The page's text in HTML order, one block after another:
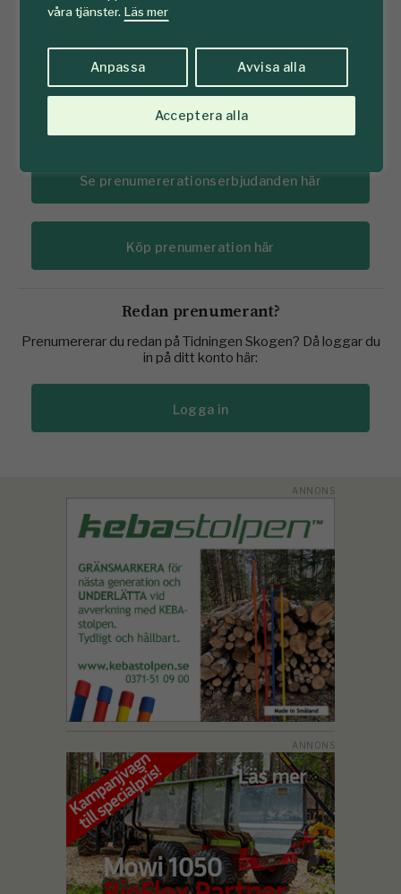
våra tjänster. Läs mer
Anpassa Avvisa alla
Acceptera alla
Tidningen Skogen hem till brevlådan (11 nr)
E-tidning
Mediaarkiv
Se prenumererationserbjudanden här
Köp prenumeration här
Redan prenumerant?
Prenumererar du redan på Tidningen Skogen? Då loggar du
in på ditt konto här:
Logga in